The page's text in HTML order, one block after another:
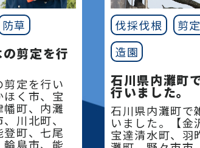
防草
剪定を行
定を行い
ほく市、宝
町、内灘
川北町、
町、七尾
島市、能
伐採伐根 剪
造園
石川県内灘町
行いました。
石川県内灘町で
いました。【金
宝達清水町、羽